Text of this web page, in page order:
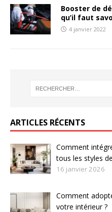
Booster de
qu’il faut
4 janvier 2022
ARTICLES RÉCENTS
Comment
tous les styles
16 janvier 2026
Comment
votre intérieur ?